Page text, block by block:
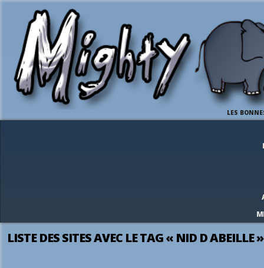
LES
LISTE DES SITES AVEC LE TAG « NID D ABEILLE »